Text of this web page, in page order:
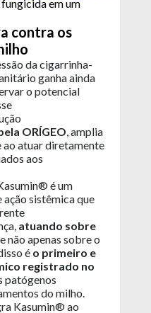
em um
contra os
da cigarrinha-
ganha ainda
o potencial
ORÍGEO, amplia
atuar diretamente
aos
é um
sistêmica que
atuando sobre
e não apenas sobre o
é o primeiro e
registrado no
patógenos
do milho.
Kasumin® ao